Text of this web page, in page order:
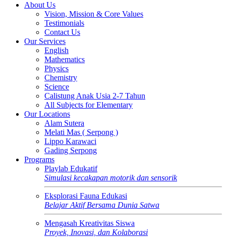
About Us
Vision, Mission & Core Values
Testimonials
Contact Us
Our Services
English
Mathematics
Physics
Chemistry
Science
Calistung Anak Usia 2-7 Tahun
All Subjects for Elementary
Our Locations
Alam Sutera
Melati Mas ( Serpong )
Lippo Karawaci
Gading Serpong
Programs
Playlab Edukatif
Simulasi kecakapan motorik dan sensorik
Eksplorasi Fauna Edukasi
Belajar Aktif Bersama Dunia Satwa
Mengasah Kreativitas Siswa
Proyek, Inovasi, dan Kolaborasi